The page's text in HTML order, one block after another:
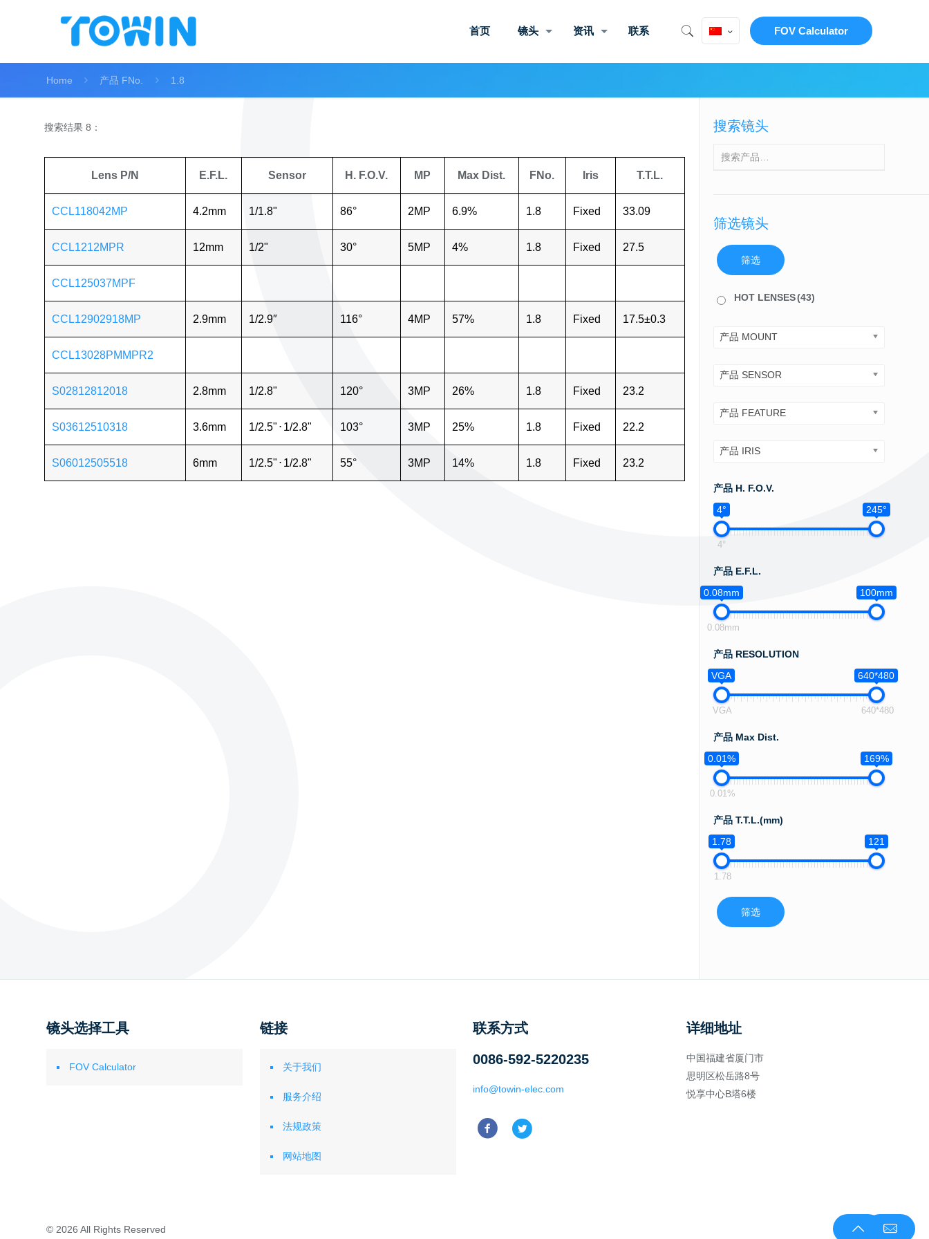
首页 镜头 资讯 联系 FOV Calculator
Home 产品 FNo. 1.8
搜索结果 8：
Lens P/N E.F.L. Sensor H. F.O.V. MP Max Dist. FNo. Iris T.T.L.
CCL118042MP 4.2mm 1/1.8" 86° 2MP 6.9% 1.8 Fixed 33.09
CCL1212MPR 12mm 1/2" 30° 5MP 4% 1.8 Fixed 27.5
CCL125037MPF
CCL12902918MP 2.9mm 1/2.9″ 116° 4MP 57% 1.8 Fixed 17.5±0.3
CCL13028PMMPR2
S02812812018 2.8mm 1/2.8" 120° 3MP 26% 1.8 Fixed 23.2
S03612510318 3.6mm 1/2.5" ⋅ 1/2.8" 103° 3MP 25% 1.8 Fixed 22.2
S06012505518 6mm 1/2.5" ⋅ 1/2.8" 55° 3MP 14% 1.8 Fixed 23.2
搜索镜头
筛选镜头
筛选
HOT LENSES(43)
产品 MOUNT
产品 SENSOR
产品 FEATURE
产品 IRIS
产品 H. F.O.V.
4°
245°
4°
产品 E.F.L.
0.08mm
100mm
0.08mm
产品 RESOLUTION
VGA
640*480
VGA 640*480
产品 Max Dist.
0.01%
169%
0.01%
产品 T.T.L.(mm)
1.78
121
1.78
筛选
镜头选择工具
FOV Calculator
链接
关于我们
服务介绍
法规政策
网站地图
联系方式
0086-592-5220235
info@towin-elec.com
详细地址
中国福建省厦门市
思明区松岳路8号
悦享中心B塔6楼
© 2026 All Rights Reserved